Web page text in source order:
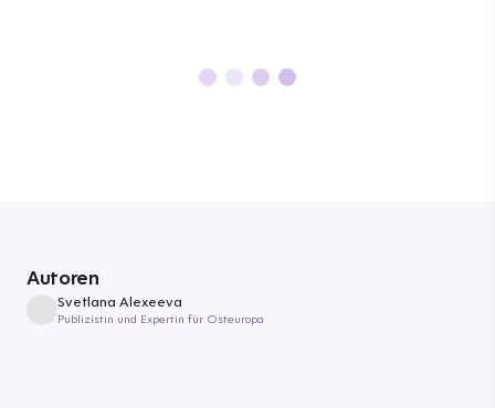
Autoren
Svetlana Alexeeva
Publizistin und Expertin für Osteuropa